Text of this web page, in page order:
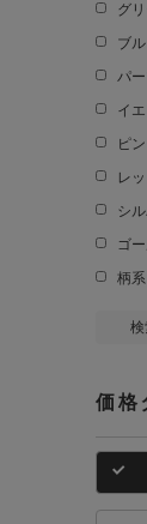
グ
ブ
パ
イ
ピ
レ
シ
ゴ
柄系
価格